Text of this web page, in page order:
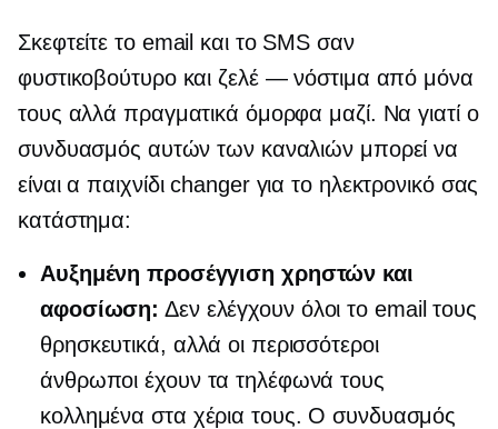
Σκεφτείτε το email και το SMS σαν
φυστικοβούτυρο και ζελέ — νόστιμα από μόνα
τους αλλά πραγματικά όμορφα μαζί. Να γιατί ο
συνδυασμός αυτών των καναλιών μπορεί να
είναι απαιχνίδι changerγια το ηλεκτρονικό σας
κατάστημα:
Αυξημένη προσέγγιση χρηστών και
αφοσίωση: Δεν ελέγχουν όλοι το email τους
θρησκευτικά, αλλά οι περισσότεροι
άνθρωποι έχουν τα τηλέφωνά τους
κολλημένα στα χέρια τους. Ο συνδυασμός